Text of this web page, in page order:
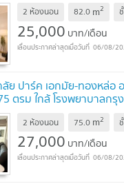
2 ห้องนอน 82.0 m2
25,000 บาท/เดือน
06/08/
ลัย ปาร์ค เอกมัย-ทองหล่อ
ตรม ใกล้ โรงพยาบาลกรุ
2 ห้องนอน 75.0 m2
27,000 บาท/เดือน
06/08/